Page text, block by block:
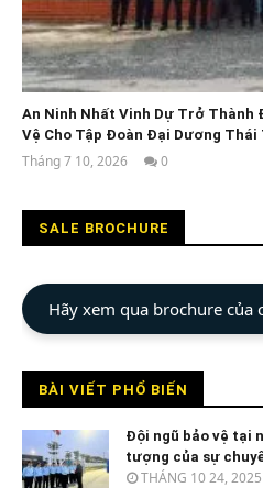
An Ninh Nhất Vinh Dự Trở Thành
Vệ Cho Tập Đoàn Đại Dương Thái
Tháng 7 10, 2026
Nhất
0
SALE BROCHURE
Hãy xem qua brochure của
BÀI VIẾT PHỔ BIẾN
Đội ngũ bảo vệ tại
tượng của sự
THÁNG 10 24, 2025